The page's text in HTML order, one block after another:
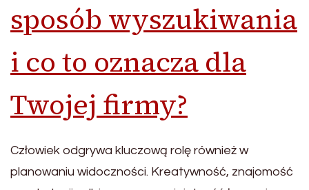
sposób wyszukiwania
i co to oznacza dla
Twojej firmy?
Człowiek odgrywa kluczową rolę również w
planowaniu widoczności. Kreatywność, znajomość